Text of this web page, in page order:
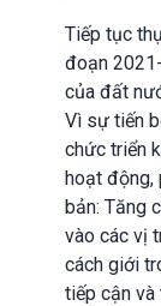
Tiếp tục
đoạn
của đất
Vì sự tiến
chức triển
hoạt động,
bản: Tăng
vào các vị
cách giới
tiếp cận và